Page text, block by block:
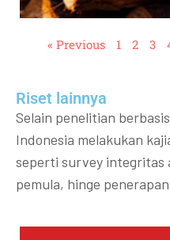
« Previous 1 2 3
Riset lainnya​​
Selain penelitian
Indonesia melakukan
seperti survey integritas
pemula, hinge